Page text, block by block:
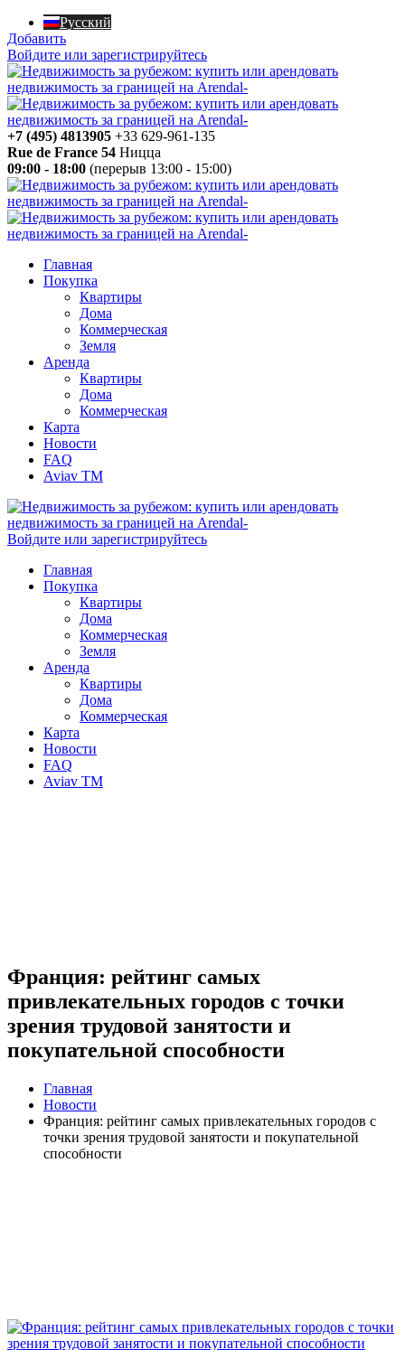
Русский
Добавить
Войдите или зарегистрируйтесь
+7 (495) 4813905 +33 629-961-135
Rue de France 54 Ницца
09:00 - 18:00 (перерыв 13:00 - 15:00)
Главная
Покупка
Квартиры
Дома
Коммерческая
Земля
Аренда
Квартиры
Дома
Коммерческая
Карта
Новости
FAQ
Aviav TM
Войдите или зарегистрируйтесь
Главная
Покупка
Квартиры
Дома
Коммерческая
Земля
Аренда
Квартиры
Дома
Коммерческая
Карта
Новости
FAQ
Aviav TM
Франция: рейтинг самых
привлекательных городов с точки
зрения трудовой занятости и
покупательной способности
Главная
Новости
Франция: рейтинг самых привлекательных городов с
точки зрения трудовой занятости и покупательной
способности